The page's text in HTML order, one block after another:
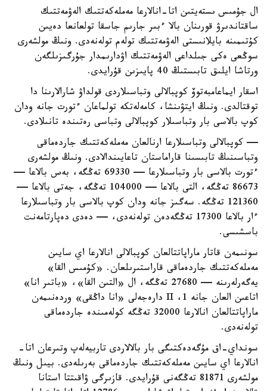
ال جۇمىس ىستەيتىن اتا-انالارعا مەملەكەتتىك الەۋمەتتىك
ساقتاندىرۋ قورىنان بالا ءبىر جارىم جاسقا تولعانعا دەيىن
كۇتىمىنە بايلانىستى الەۋمەتتىك تولەم تولەنەدى. ونىڭ مولشەرى
سوڭعى ەكى جىلداعى الەۋمەتتىك اۋدارىمدار جۇرگىزىلگەن
ورتاشا ايلىق تابىستىڭ 40 پايىزىن قۇرايدى.
اسقار ايماعامبەتوۆ كوپبالالى وتباسىلاردى قولداۋ شارالارىنا دا
توقتالدى. ونىڭ ايتۋىنشا، كامەلەتكە تولماعان ءتورت جانە ودان
كوپ بالاسى بار وتباسىلار كوپبالالى وتباسى رەتىندە تانىلادى.
— كوپبالالى وتباسىلارعا ارنالعان مەملەكەتتىك جاردەماقى
وتباسىنىڭ تابىسىنا قاراماستان تاعايىندالادى. ونىڭ مولشەرى
ءتورت بالاسى بار وتباسىلارعا — 69330 تەڭگە، بەس بالاعا —
86673 تەڭگە، التى بالاعا — 104000 تەڭگە، جەتى بالاعا —
121360 تەڭگە. سەگىز جانە ودان كوپ بالاسى بار وتباسىلارعا
ءار بالاعا 17300 تەڭگەدەن تولەنەدى، — دەدى دەپارتامەنت
باسشىسى.
سونىمەن قاتار ماراپاتتالعان كوپبالالى انالارعا اي سايىن
مەملەكەتتىك جاردەماقى قاراستىرىلعان. «كۇمىس القا»
يەگەرلەرىنە — 27680 تەڭگە، ال «التىن القا»، «باتىر انا»
اتاعىن العان جانە 1، II دارەجەلى «انا داڭقى» وردەنىمەن
ماراپاتتالعان انالارعا 32000 تەڭگە كولەمىندە جاردەماقى
تولەنەدى.
سونداي-اق مۇگەدەكتىگى بار بالالاردى تاربيەلەپ وتىرعان اتا-
انالارعا اي سايىن مەملەكەتتىك جاردەماقى بەرىلەدى. بيىل ونىڭ
مولشەرى 81871 تەڭگەنى قۇرايدى. قازىرگى ۋاقىتتا استانا